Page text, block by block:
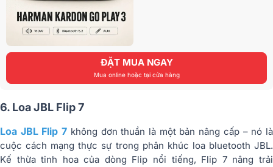
ĐẶT MUA NGAY
Mua online hoặc tại cửa hàng
6. Loa JBL Flip 7
Loa JBL Flip 7 không đơn thuần là một bản nâng cấp – nó là
cuộc cách mạng thực sự trong phân khúc loa bluetooth JBL.
Kế thừa tinh hoa của dòng Flip nổi tiếng, Flip 7 nâng trải